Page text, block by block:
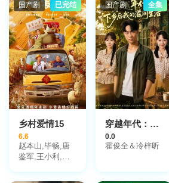
国产剧 已完结
乡村爱情15
6.6
赵本山,毕畅,唐
鉴军,王小利,贺
国产剧 全集
穿越年代：下乡后我的滋润生活
0.0
霍俊全＆冷梓昕